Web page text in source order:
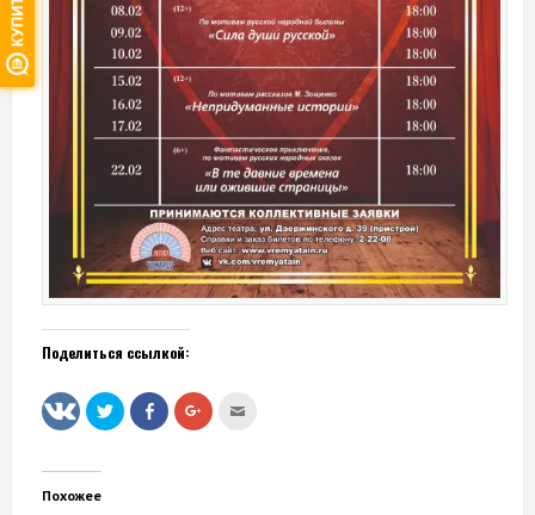
Поделиться ссылкой:
Нажмите,
чтобы
поделиться
Нажмите
здесь,
чтобы
Нажмите,
чтобы
Похожее